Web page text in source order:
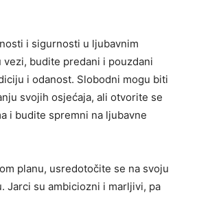
i sigurnosti u ljubavnim
vezi, budite predani i pouzdani
i odanost. Slobodni mogu biti
svojih osjećaja, ali otvorite se
i budite spremni na ljubavne
planu, usredotočite se na svoju
Jarci su ambiciozni i marljivi, pa